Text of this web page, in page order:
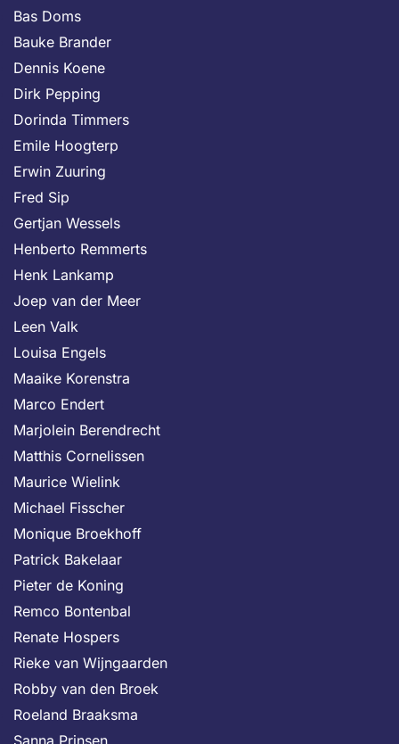
Bas Doms
Bauke Brander
Dennis Koene
Dirk Pepping
Dorinda Timmers
Emile Hoogterp
Erwin Zuuring
Fred Sip
Gertjan Wessels
Henberto Remmerts
Henk Lankamp
Joep van der Meer
Leen Valk
Louisa Engels
Maaike Korenstra
Marco Endert
Marjolein Berendrecht
Matthis Cornelissen
Maurice Wielink
Michael Fisscher
Monique Broekhoff
Patrick Bakelaar
Pieter de Koning
Remco Bontenbal
Renate Hospers
Rieke van Wijngaarden
Robby van den Broek
Roeland Braaksma
Sanna Prinsen